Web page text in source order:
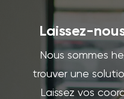
Laissez-
Nous sommes
trouver une
Laissez vos